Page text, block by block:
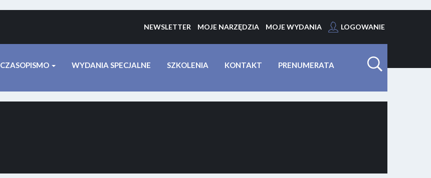
NEWSLETTER MOJE NARZĘDZIA MOJE WYDANIA LOGOWANIE
CZASOPISMO WYDANIA SPECJALNE SZKOLENIA KONTAKT PRENUMERATA